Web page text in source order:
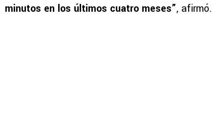
minutos en los últimos cuatro meses”, afirmó.